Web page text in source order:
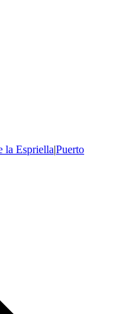
la Espriella|Puerto